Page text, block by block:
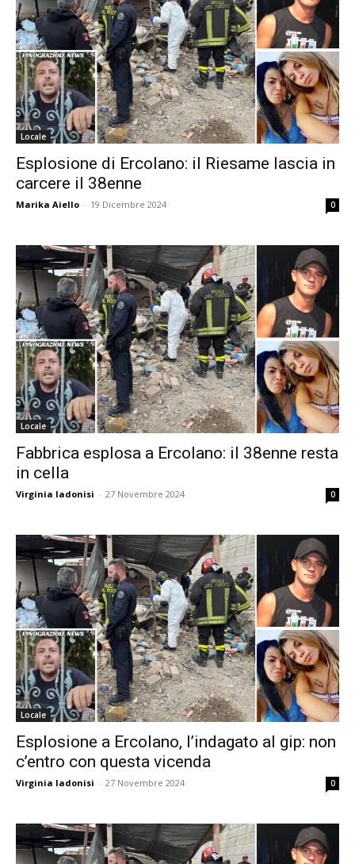
Locale
Esplosione di Ercolano: il Riesame lascia in
carcere il 38enne
Marika Aiello - 19 Dicembre 2024 0
Locale
Fabbrica esplosa a Ercolano: il 38enne resta
in cella
Virginia Iadonisi - 27 Novembre 2024 0
Locale
Esplosione a Ercolano, l’indagato al gip: non
c’entro con questa vicenda
Virginia Iadonisi - 27 Novembre 2024 0